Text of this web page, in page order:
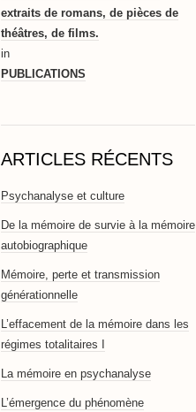
extraits de romans, de pièces de
théâtres, de films.
in
PUBLICATIONS
ARTICLES RÉCENTS
Psychanalyse et culture
De la mémoire de survie à la mémoire
autobiographique
Mémoire, perte et transmission
générationnelle
L’effacement de la mémoire dans les
régimes totalitaires I
La mémoire en psychanalyse
L’émergence du phénomène